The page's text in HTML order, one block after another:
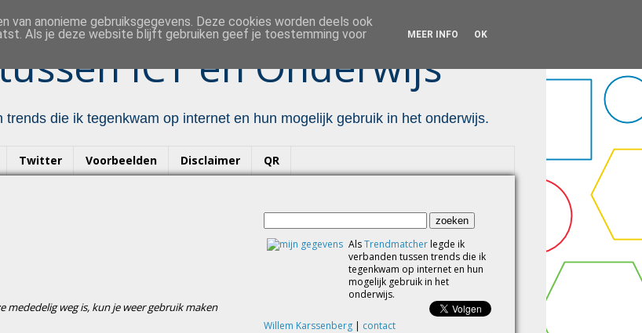
ICT en Onderwijs ™
die ik tegenkwam op internet en hun mogelijk gebruik in het onderwijs.
Twitter Voorbeelden Disclaimer QR
weg is, kun je weer gebruik maken
AlsTrendmatcher legde ik
verbanden tussen trends die ik
tegenkwam op internet en hun
mogelijk gebruik in het
onderwijs.
Willem Karssenberg | contact
van anonieme gebruiksgegevens. Deze cookies worden deels ook
Als je deze website blijft gebruiken geef je toestemming voor
MEER INFO OK